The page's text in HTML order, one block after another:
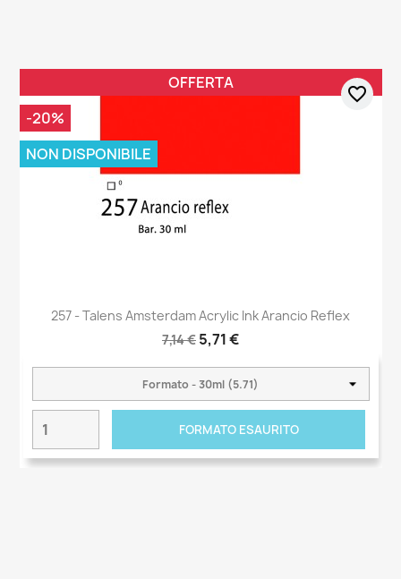
257 - Talens Amsterdam Acrylic Ink Arancio Reflex
7,14 € 5,71 €
FORMATO ESAURITO
OFFERTA
-20%
NON DISPONIBILE
favorite_border